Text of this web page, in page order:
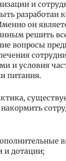
и
разработан
он
решить
вопросы
и условия
питания.
и дотации;